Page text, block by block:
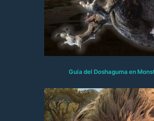
Guía del Doshaguma en